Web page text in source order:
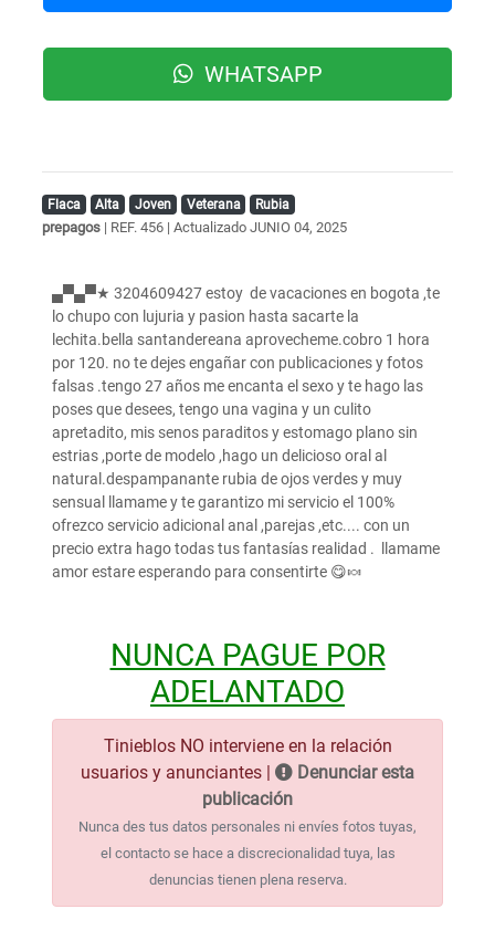
WHATSAPP
Flaca Alta Joven Veterana Rubia
prepagos | REF. 456 | Actualizado JUNIO 04, 2025
▄▀▄▀★ 3204609427 estoy de vacaciones en bogota ,te
lo chupo con lujuria y pasion hasta sacarte la
lechita.bella santandereana aprovecheme.cobro 1 hora
por 120. no te dejes engañar con publicaciones y fotos
falsas .tengo 27 años me encanta el sexo y te hago las
poses que desees, tengo una vagina y un culito
apretadito, mis senos paraditos y estomago plano sin
estrias ,porte de modelo ,hago un delicioso oral al
natural.despampanante rubia de ojos verdes y muy
sensual llamame y te garantizo mi servicio el 100%
ofrezco servicio adicional anal ,parejas ,etc.... con un
precio extra hago todas tus fantasías realidad . llamame
amor estare esperando para consentirte 😋🍬
NUNCA PAGUE POR
ADELANTADO
Tinieblos NO interviene en la relación
usuarios y anunciantes |
Denunciar esta
publicación
Nunca des tus datos personales ni envíes fotos tuyas,
el contacto se hace a discrecionalidad tuya, las
denuncias tienen plena reserva.